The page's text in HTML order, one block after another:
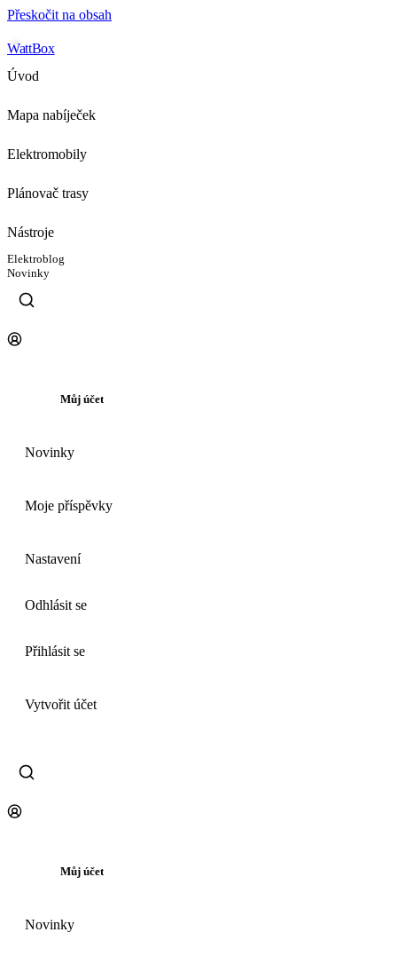
Přeskočit na obsah
WattBox
Úvod
Mapa nabíječek
Elektromobily
Plánovač trasy
Nástroje
Elektroblog
Novinky
Můj účet
Novinky
Moje příspěvky
Nastavení
Odhlásit se
Přihlásit se
Vytvořit účet
Můj účet
Novinky